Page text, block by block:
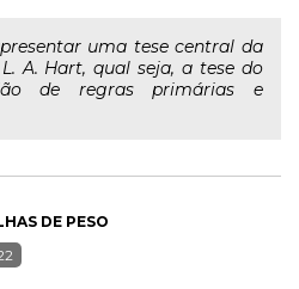
uma tese central da
A. Hart, qual seja, a tese do
de regras primárias e
DE PESO